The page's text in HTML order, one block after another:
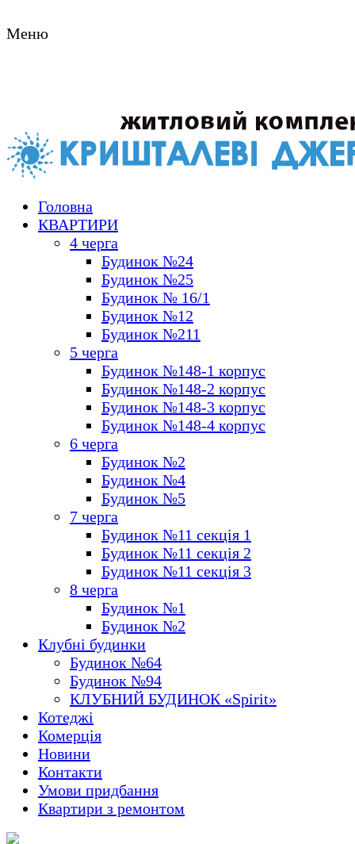
Меню
Головна
КВАРТИРИ
4 черга
Будинок №24
Будинок №25
Будинок № 16/1
Будинок №12
Будинок №211
5 черга
Будинок №148-1 корпус
Будинок №148-2 корпус
Будинок №148-3 корпус
Будинок №148-4 корпус
6 черга
Будинок №2
Будинок №4
Будинок №5
7 черга
Будинок №11 секція 1
Будинок №11 секція 2
Будинок №11 секція 3
8 черга
Будинок №1
Будинок №2
Клубні будинки
Будинок №64
Будинок №94
КЛУБНИЙ БУДИНОК «Spirit»
Котеджі
Комерція
Новини
Контакти
Умови придбання
Квартири з ремонтом